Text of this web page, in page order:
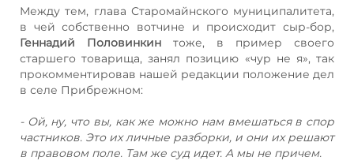
Между тем, глава Старомайнского муниципалитета,
в чей собственно вотчине и происходит сыр-бор,
Геннадий Половинкин тоже, в пример своего
старшего товарища, занял позицию «чур не я», так
прокомментировав нашей редакции положение дел
в селе Прибрежном:
- Ой, ну, что вы, как же можно нам вмешаться в спор
частников. Это их личные разборки, и они их решают
в правовом поле. Там же суд идет. А мы не причем.